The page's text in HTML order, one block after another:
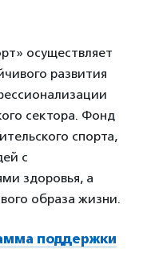
осуществляет
развития
сектора. Фонд
спорта,
с
здоровья, а
образа жизни.
поддержки